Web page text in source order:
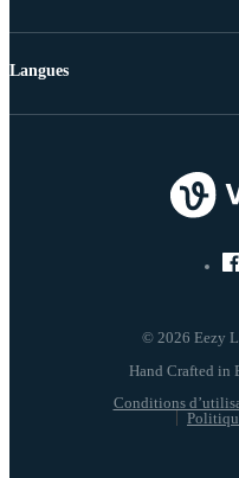
© 2026 Eezy
Conditions
Langues